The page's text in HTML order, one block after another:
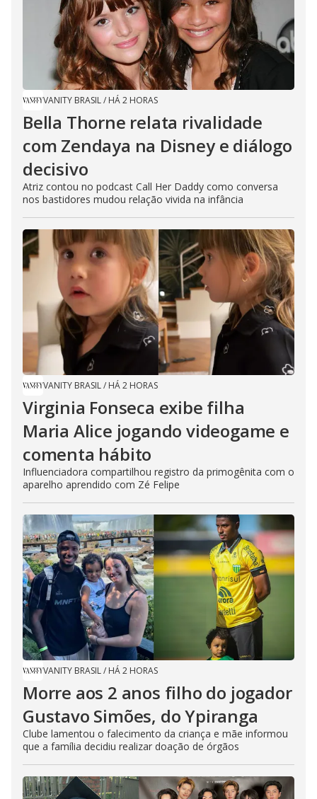
VANITY BRASIL/ HÁ 2 HORAS
Bella Thorne relata rivalidade
com Zendaya na Disney e diálogo
decisivo
Atriz contou no podcast Call Her Daddy como conversa
nos bastidores mudou relação vivida na infância
VANITY BRASIL/ HÁ 2 HORAS
Virginia Fonseca exibe filha
Maria Alice jogando videogame e
comenta hábito
Influenciadora compartilhou registro da primogênita com o
aparelho aprendido com Zé Felipe
VANITY BRASIL/ HÁ 2 HORAS
Morre aos 2 anos filho do jogador
Gustavo Simões, do Ypiranga
Clube lamentou o falecimento da criança e mãe informou
que a família decidiu realizar doação de órgãos